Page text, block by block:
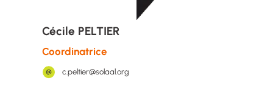
Cécile PELTIER
Coordinatrice
c.peltier@solaal.org